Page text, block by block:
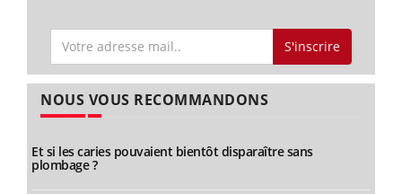
S'inscrire
NOUS VOUS RECOMMANDONS
Et si les caries pouvaient bientôt disparaître sans
plombage ?